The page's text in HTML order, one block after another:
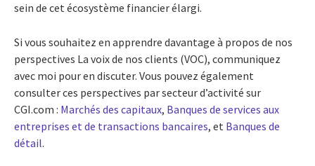
sein de cet écosystème financier élargi.
Si vous souhaitez en apprendre davantage à propos de nos
perspectives La voix de nos clients (VOC), communiquez
avec moi pour en discuter. Vous pouvez également
consulter ces perspectives par secteur d’activité sur
CGI.com : Marchés des capitaux, Banques de services aux
entreprises et de transactions bancaires, et Banques de
détail.